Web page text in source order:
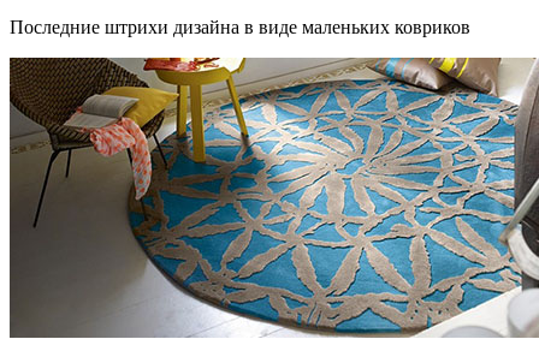
Последние штрихи дизайна в виде маленьких ковриков